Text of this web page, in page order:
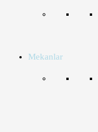
Mekanlar